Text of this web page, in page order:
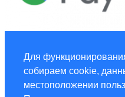
Для
собираем cookie,
местоположении
Global Marketing
Услуги по маркетингу и